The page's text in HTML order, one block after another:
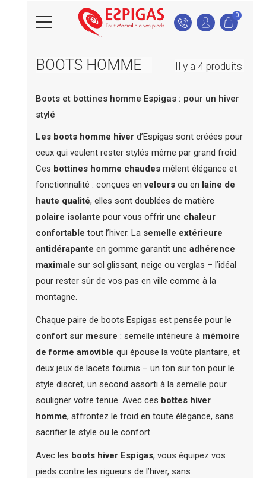
0
BOOTS HOMME Il y a 4 produits.
Boots et bottines homme Espigas : pour un hiver
stylé
Les boots homme hiverd’Espigas sont créées pour
ceux qui veulent rester stylés même par grand froid.
Ces bottines homme chaudesmêlent élégance et
fonctionnalité : conçues enveloursou en laine de
haute qualité, elles sont doublées de matière
polaire isolante pour vous offrir une chaleur
confortable tout l’hiver. La semelle extérieure
antidérapante en gomme garantit une adhérence
maximale sur sol glissant, neige ou verglas – l’idéal
pour rester sûr de vos pas en ville comme à la
montagne.
Chaque paire de boots Espigas est pensée pour le
confort sur mesure : semelle intérieure à mémoire
de forme amovible qui épouse la voûte plantaire, et
deux jeux de lacets fournis – un ton sur ton pour le
style discret, un second assorti à la semelle pour
souligner votre tenue. Avec ces bottes hiver
homme, affrontez le froid en toute élégance, sans
sacrifier le style ou le confort.
Avec les boots hiver Espigas, vous équipez vos
pieds contre les rigueurs de l’hiver, sans